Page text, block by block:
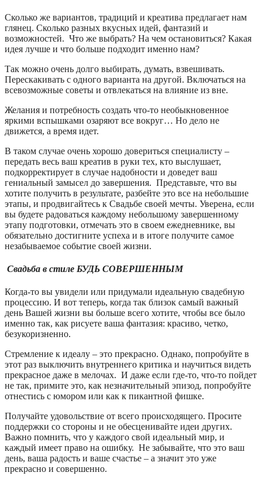
Сколько же вариантов, традиций и креатива предлагает нам
глянец. Сколько разных вкусных идей, фантазий и
возможностей. Что же выбрать? На чем остановиться? Какая
идея лучше и что больше подходит именно нам?
Так можно очень долго выбирать, думать, взвешивать.
Перескакивать с одного варианта на другой. Включаться на
всевозможные советы и отвлекаться на влияние из вне.
Желания и потребность создать что-то необыкновенное
яркими вспышками озаряют все вокруг… Но дело не
движется, а время идет.
В таком случае очень хорошо довериться специалисту –
передать весь ваш креатив в руки тех, кто выслушает,
подкорректирует в случае надобности и доведет ваш
гениальный замысел до завершения. Представьте, что вы
хотите получить в результате, разбейте это все на небольшие
этапы, и продвигайтесь к Свадьбе своей мечты. Уверена, если
вы будете радоваться каждому небольшому завершенному
этапу подготовки, отмечать это в своем ежедневнике, вы
обязательно достигните успеха и в итоге получите самое
незабываемое событие своей жизни.
Свадьба в стиле БУДЬ СОВЕРШЕННЫМ
Когда-то вы увидели или придумали идеальную свадебную
процессию. И вот теперь, когда так близок самый важный
день Вашей жизни вы больше всего хотите, чтобы все было
именно так, как рисуете ваша фантазия: красиво, четко,
безукоризненно.
Стремление к идеалу – это прекрасно. Однако, попробуйте в
этот раз выключить внутреннего критика и научиться видеть
прекрасное даже в мелочах. И даже если где-то, что-то пойдет
не так, примите это, как незначительный эпизод, попробуйте
отнестись с юмором или как к пикантной фишке.
Получайте удовольствие от всего происходящего. Просите
поддержки со стороны и не обесценивайте идеи других.
Важно помнить, что у каждого свой идеальный мир, и
каждый имеет право на ошибку. Не забывайте, что это ваш
день, ваша радость и ваше счастье – а значит это уже
прекрасно и совершенно.